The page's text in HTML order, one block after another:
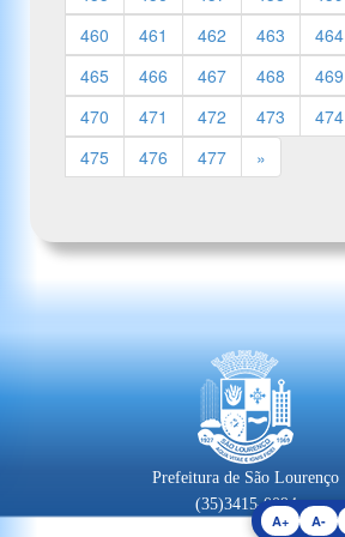
A+ A-
460
461 462 463
464
465
466 467 468
469
470
471 472 473
474
475
476 477 »
Prefeitura de São Lourenço
(35)3415-0094